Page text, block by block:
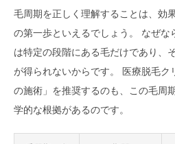
毛周期を正しく理解することは、効
の第一歩といえるでしょう。 なぜな
は特定の段階にある毛だけであり、
が得られないからです。 医療脱毛ク
の施術」を推奨するのも、この毛周
学的な根拠があるのです。